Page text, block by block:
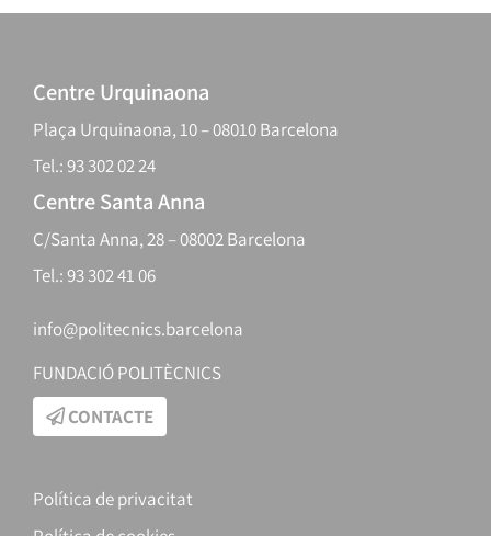
Centre Urquinaona
Plaça Urquinaona, 10 – 08010 Barcelona
Tel.: 93 302 02 24
Centre Santa Anna
C/Santa Anna, 28 – 08002 Barcelona
Tel.: 93 302 41 06
info@politecnics.barcelona
FUNDACIÓ POLITÈCNICS
CONTACTE
Política de privacitat